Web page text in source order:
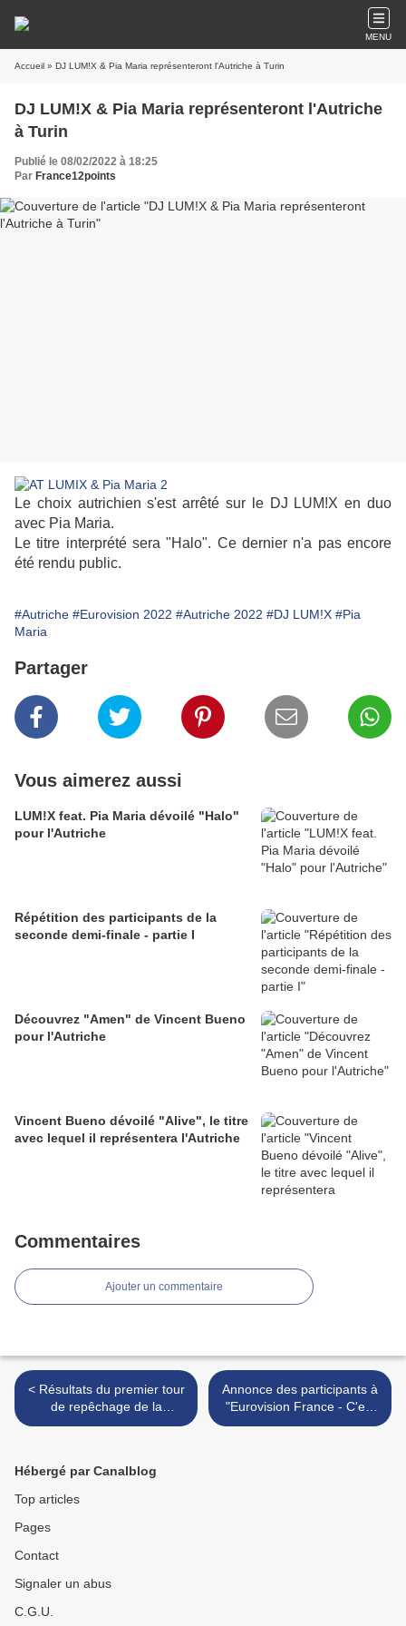
MENU
Accueil » DJ LUM!X & Pia Maria représenteront l'Autriche à Turin
DJ LUM!X & Pia Maria représenteront l'Autriche
à Turin
Publié le 08/02/2022 à 18:25
Par France12points
Le choix autrichien s'est arrêté sur le DJ LUM!X en duo
avec Pia Maria.
Le titre interprété sera "Halo". Ce dernier n'a pas encore
été rendu public.
#Autriche #Eurovision 2022 #Autriche 2022 #DJ LUM!X #Pia
Maria
Partager
Vous aimerez aussi
LUM!X feat. Pia Maria dévoilé "Halo"
pour l'Autriche
Répétition des participants de la
seconde demi-finale - partie I
Découvrez "Amen" de Vincent Bueno
pour l'Autriche
Vincent Bueno dévoilé "Alive", le titre
avec lequel il représentera l'Autriche
Commentaires
Ajouter un commentaire
< Résultats du premier tour
de repêchage de la
présélection norvégienne
Annonce des participants à
"Eurovision France - C'est
vous qui décidez!" le 16
Hébergé par Canalblog
Top articles
Pages
Contact
Signaler un abus
C.G.U.